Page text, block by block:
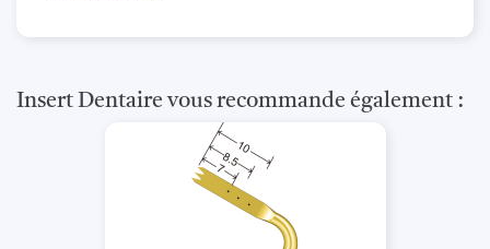
Insert Dentaire vous recommande également :